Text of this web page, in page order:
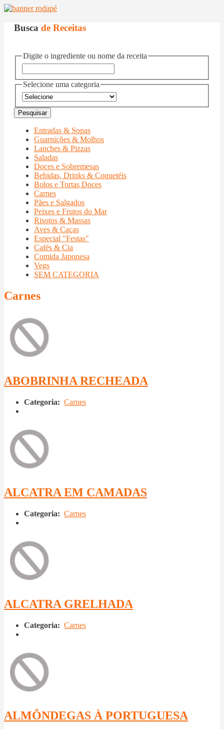
Busca de Receitas
Digite o ingrediente ou nome da receita
Selecione uma categoria
Entradas & Sopas
Guarnições & Molhos
Lanches & Pizzas
Saladas
Doces e Sobremesas
Bebidas, Drinks & Coquetéis
Bolos e Tortas Doces
Carnes
Pães e Salgados
Peixes e Frutos do Mar
Risotos & Massas
Aves & Caças
Especial "Festas"
Cafés & Cia
Comida Japonesa
Vegs
SEM CATEGORIA
Carnes
ABOBRINHA RECHEADA
Categoria: Carnes
ALCATRA EM CAMADAS
Categoria: Carnes
ALCATRA GRELHADA
Categoria: Carnes
ALMÔNDEGAS À PORTUGUESA